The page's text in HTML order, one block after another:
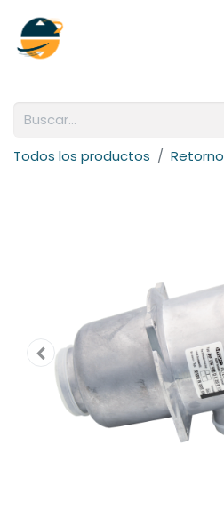
Todos los productos Retorno